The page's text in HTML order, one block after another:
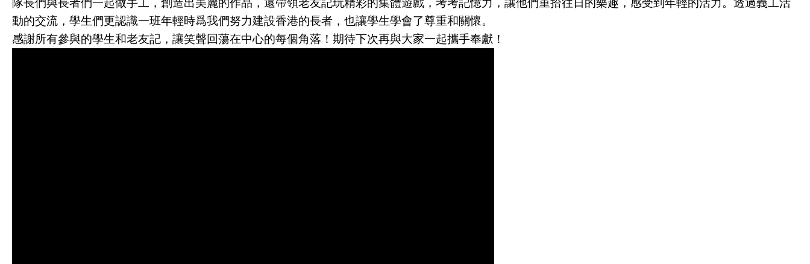
動的交流，學生們更認識一班年輕時爲我們努力建設香港的長者，也讓學生學會了尊重和關懷。
感謝所有參與的學生和老友記，讓笑聲回蕩在中心的每個角落！期待下次再與大家一起攜手奉獻！